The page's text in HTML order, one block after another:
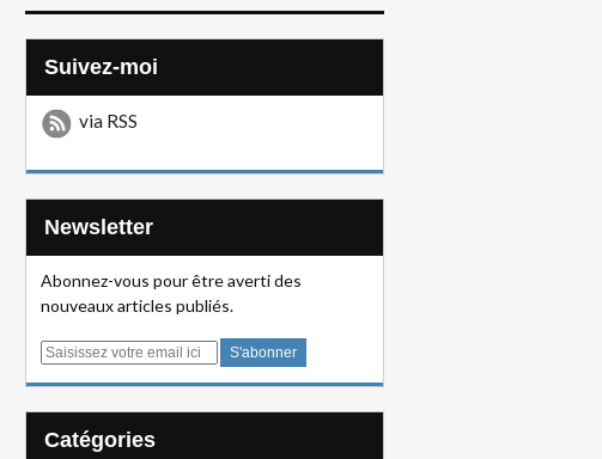
Suivez-moi
via RSS
Newsletter
Abonnez-vous pour être averti des
nouveaux articles publiés.
E
Catégories